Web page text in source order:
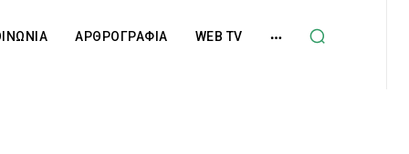
ΑΡΘΡΟΓΡΑΦΙΑ WEB TV